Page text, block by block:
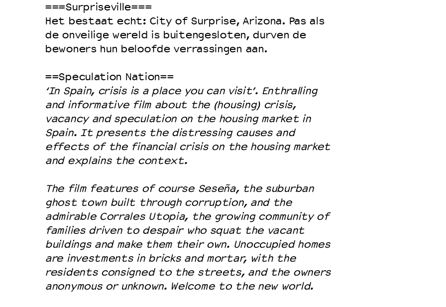
Partners
Huisregels
Privacyverklaring
Duurzaamheid
Culturele boycot Israël
Ruimte voor artistieke vrijheid – VNPF
===Surpriseville===
Het bestaat echt: City of Surprise, Arizona. Pas als
de onveilige wereld is buitengesloten, durven de
bewoners hun beloofde verrassingen aan.
==Speculation Nation==
‘In Spain, crisis is a place you can visit’. Enthralling
and informative film about the (housing) crisis,
vacancy and speculation on the housing market in
Spain. It presents the distressing causes and
effects of the financial crisis on the housing market
and explains the context.
The film features of course Seseña, the suburban
ghost town built through corruption, and the
admirable Corrales Utopia, the growing community of
families driven to despair who squat the vacant
buildings and make them their own. Unoccupied homes
are investments in bricks and mortar, with the
residents consigned to the streets, and the owners
anonymous or unknown. Welcome to the new world.